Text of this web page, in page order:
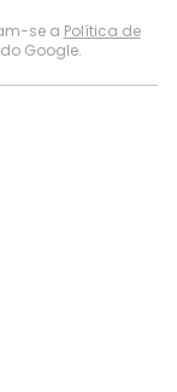
se a Política de
Google.